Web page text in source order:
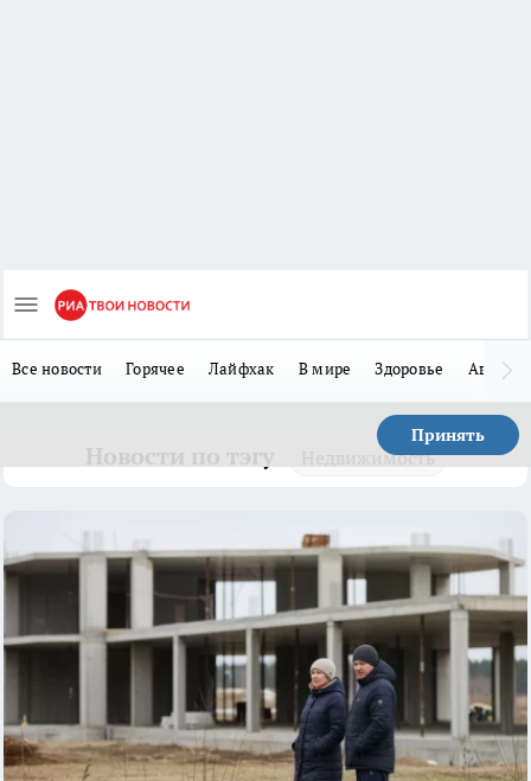
Все новости Горячее Лайфхак В мире Здоровье Авто
Принять
Недвижимость